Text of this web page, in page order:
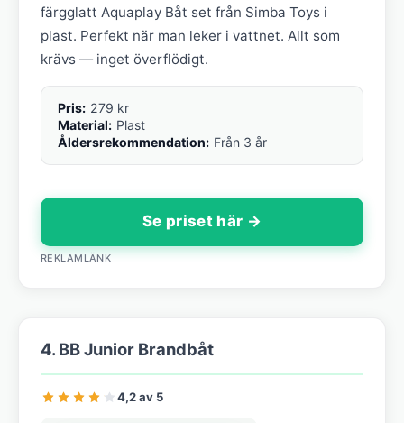
färgglatt Aquaplay Båt set från Simba Toys i
plast. Perfekt när man leker i vattnet. Allt som
krävs — inget överflödigt.
Pris: 279 kr
Material: Plast
Åldersrekommendation: Från 3 år
Se priset här →
REKLAMLÄNK
4. BB Junior Brandbåt
4,2 av 5